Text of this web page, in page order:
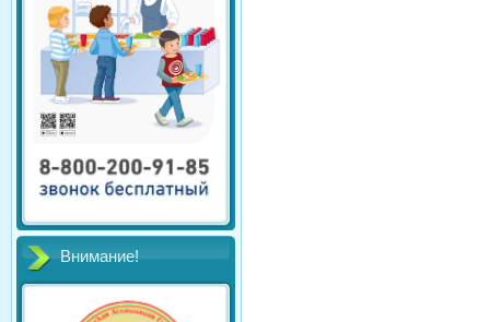
Внимание!